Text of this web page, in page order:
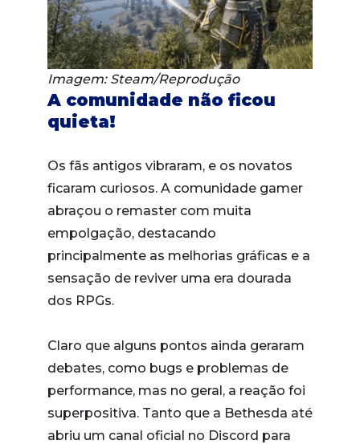
Imagem: Steam/Reprodução
A comunidade não ficou
quieta!
Os fãs antigos vibraram, e os novatos
ficaram curiosos. A comunidade gamer
abraçou o remaster com muita
empolgação, destacando
principalmente as melhorias gráficas e a
sensação de reviver uma era dourada
dos RPGs.
Claro que alguns pontos ainda geraram
debates, como bugs e problemas de
performance, mas no geral, a reação foi
superpositiva. Tanto que a Bethesda até
abriu um canal oficial no Discord para